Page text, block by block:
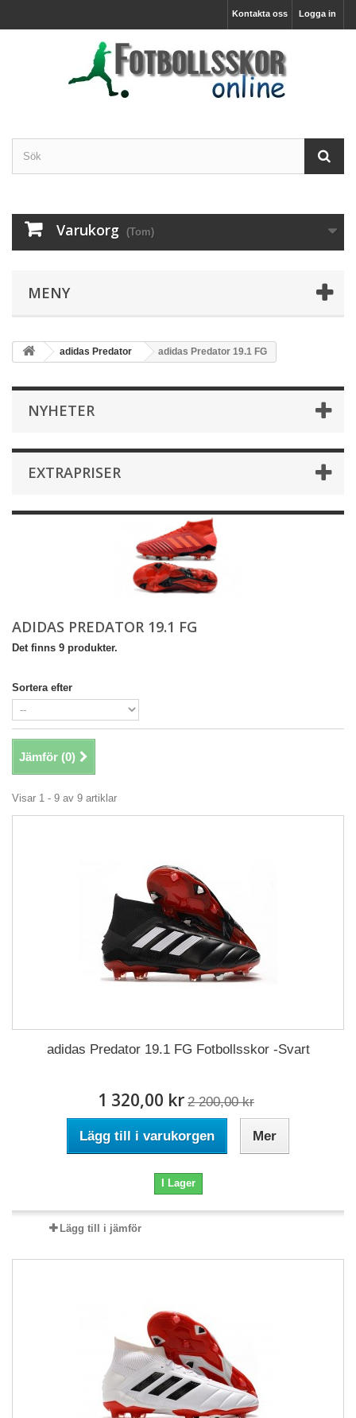
Logga in
Kontakta oss
Varukorg (Tom)
MENY
adidas Predator adidas Predator 19.1 FG
NYHETER
EXTRAPRISER
ADIDAS PREDATOR 19.1 FG
Det finns 9 produkter.
Sortera efter
Jämför (0)
Visar 1 - 9 av 9 artiklar
adidas Predator 19.1 FG Fotbollsskor -Svart
1 320,00 kr 2 200,00 kr
Lägg till i varukorgen Mer
I Lager
Lägg till i jämför